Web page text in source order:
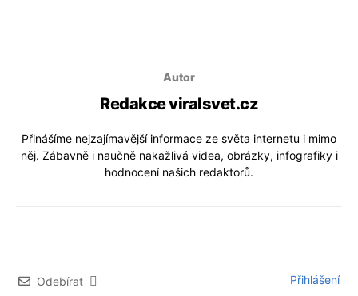
Autor
Redakce viralsvet.cz
Přinášíme nejzajímavější informace ze světa internetu i mimo
něj. Zábavně i naučně nakažlivá videa, obrázky, infografiky i
hodnocení našich redaktorů.
Odebírat Přihlášení